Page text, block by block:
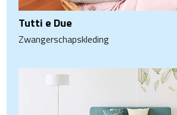
Tutti e Due
Zwangerschapskleding